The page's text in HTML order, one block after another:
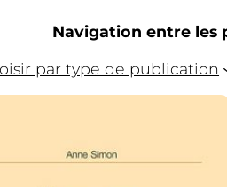
Navigation entre les
par type de publication